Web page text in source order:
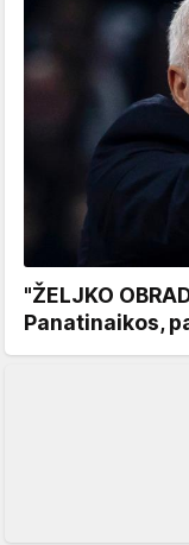
"ŽELJKO
Panatinaikos,